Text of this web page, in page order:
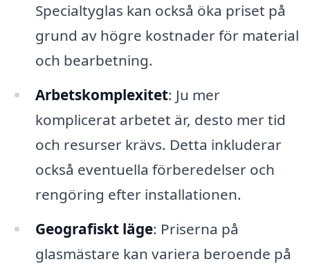
Specialtyglas kan också öka priset på
grund av högre kostnader för material
och bearbetning.
Arbetskomplexitet: Ju mer
komplicerat arbetet är, desto mer tid
och resurser krävs. Detta inkluderar
också eventuella förberedelser och
rengöring efter installationen.
Geografiskt läge: Priserna på
glasmästare kan variera beroende på